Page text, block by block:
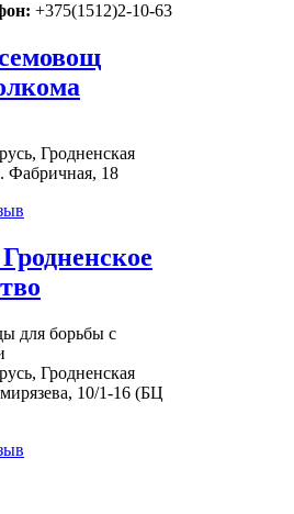
+375(1512)2-10-63
Гродненская
Фабричная, 18
для борьбы с
Гродненская
10/1-16 (БЦ